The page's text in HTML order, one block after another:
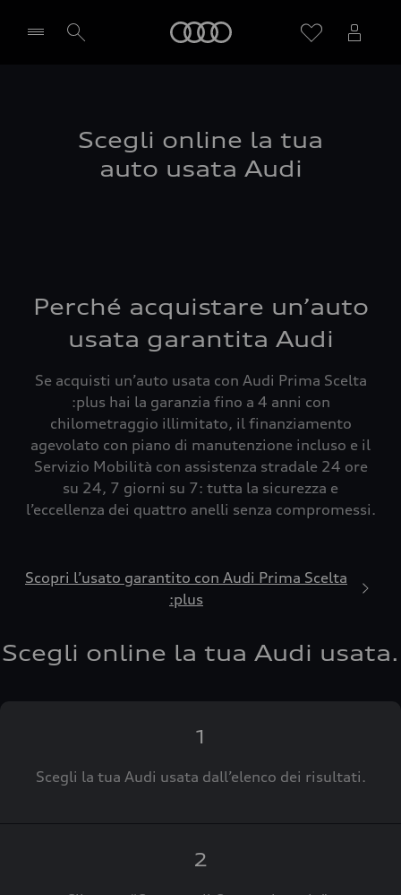
Scegli online la tua
auto usata Audi
Perché acquistare un’auto
usata garantita Audi
Se acquisti un’auto usata con Audi Prima Scelta
:plus hai la garanzia fino a 4 anni con
chilometraggio illimitato, il finanziamento
agevolato con piano di manutenzione incluso e il
Servizio Mobilità con assistenza stradale 24 ore
su 24, 7 giorni su 7: tutta la sicurezza e
l’eccellenza dei quattro anelli senza compromessi.
Scopri l’usato garantito con Audi Prima Scelta
:plus
Scegli online la tua Audi usata.
1
Scegli la tua Audi usata dall’elenco dei risultati.
2